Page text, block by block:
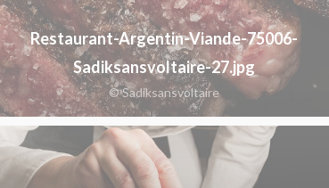
Restaurant-Argentin-Viande-75006-
Sadiksansvoltaire-27.jpg
© Sadiksansvoltaire